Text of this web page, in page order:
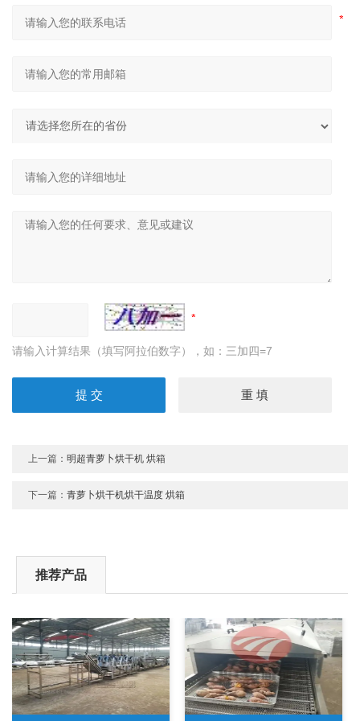
请输入计算结果（填写阿拉伯数字），如：三加四=7
上一篇：明超青萝卜烘干机 烘箱
下一篇：青萝卜烘干机烘干温度 烘箱
推荐产品